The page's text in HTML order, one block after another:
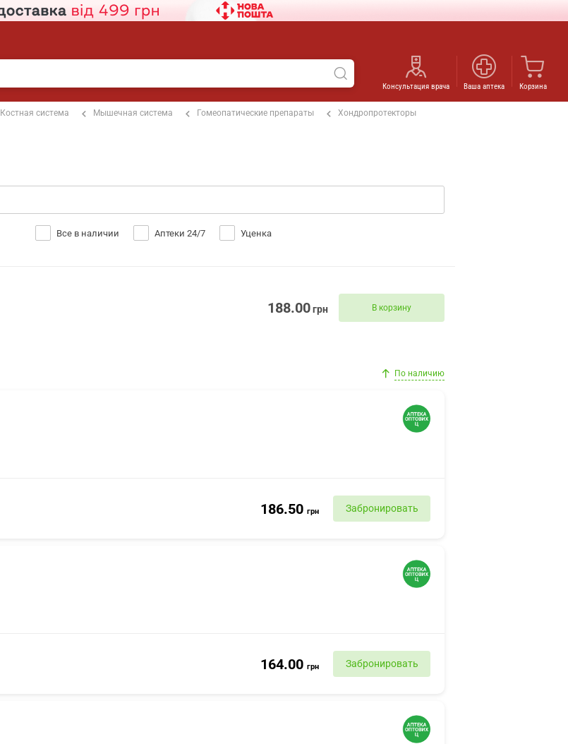
Консультация врача Ваша аптека Корзина
Костная система Мышечная система Гомеопатические препараты Хондропротекторы
Все в наличии Аптеки 24/7 Уценка
188.00грн В корзину
По наличию
186.50 грн Забронировать
164.00 грн Забронировать